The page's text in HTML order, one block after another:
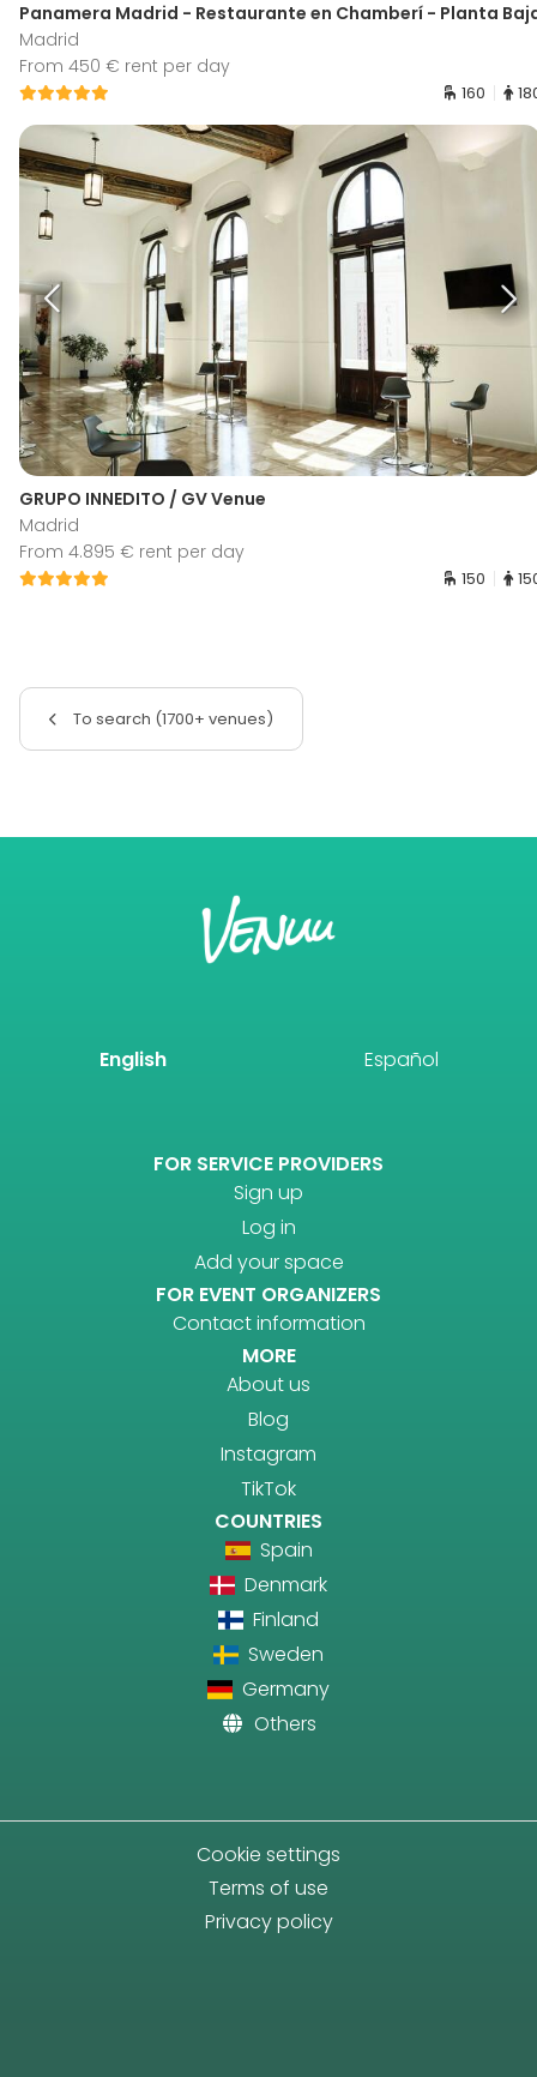
Panamera Madrid - Restaurante en Chamberí - Planta
Madrid
From 450 € rent per day
160
GRUPO INNEDITO / GV Venue
Madrid
From 4.895 € rent per day
150
To search (1700+ venues)
English Español
FOR SERVICE PROVIDERS
Sign up
Log in
Add your space
FOR EVENT ORGANIZERS
Contact information
MORE
About us
Blog
Instagram
TikTok
COUNTRIES
Spain
Denmark
Finland
Sweden
Germany
Others
Cookie settings
Terms of use
Privacy policy